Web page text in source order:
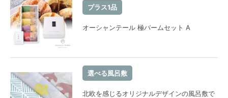
プラス1品
オーシャンテール 極バームセット A
選べる風呂敷
北欧を感じるオリジナルデザインの風呂敷で